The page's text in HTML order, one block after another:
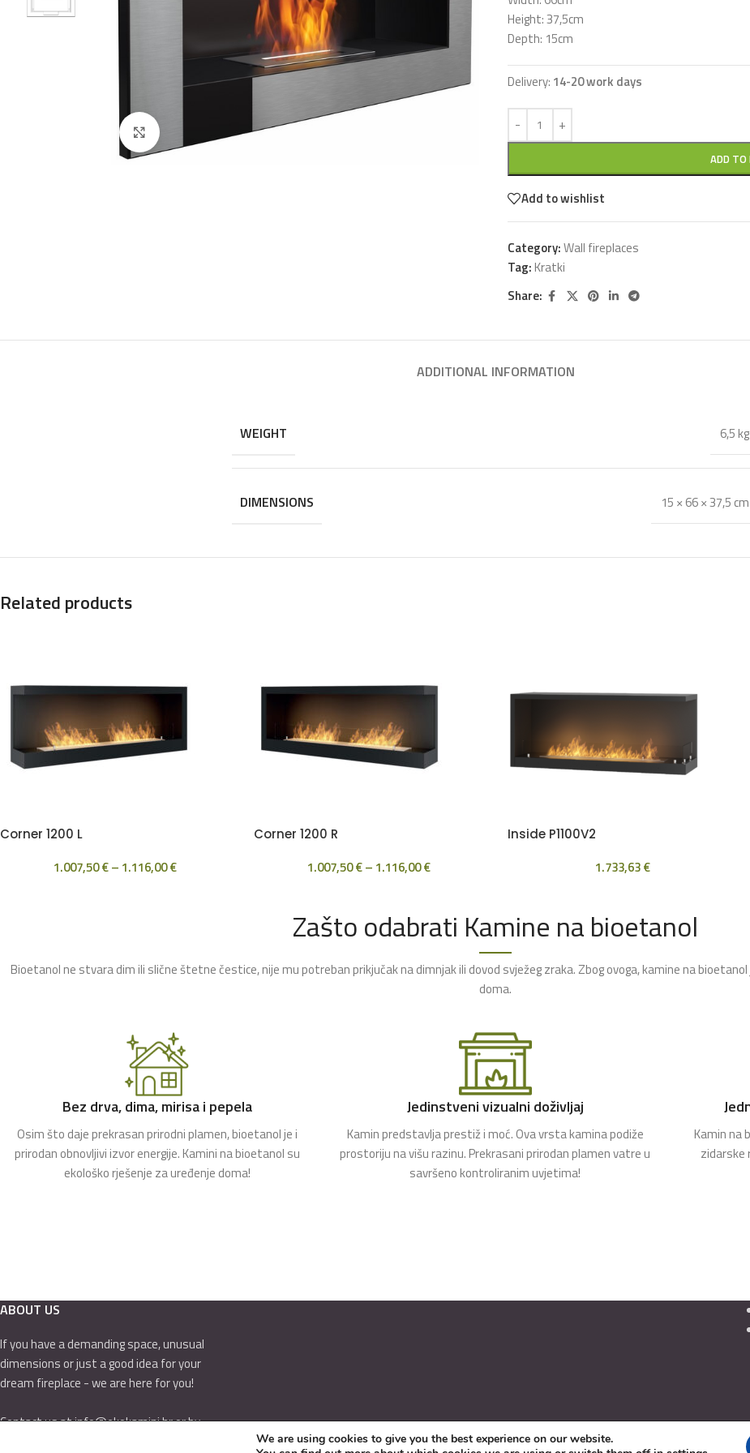
Click to enlarge
Height: 37,5cm
Depth: 15cm
Delivery: 14-20 work days
ADD TO
Add to wishlist
Category:Wall fireplaces
Tag:Kratki
Share:
ADDITIONAL INFORMATION
WEIGHT 6,5 kg
DIMENSIONS 15 × 66 × 37,5 cm
Related products
Corner 1200 L
1.007,50€– 1.116,00€
Corner 1200 R
1.007,50€– 1.116,00€
Inside P1100V2
1.733,63€
Zašto odabrati Kamine na bioetanol
Bioetanol ne stvara dim ili slične štetne čestice, nije mu potreban prikjučak na dimnjak ili dovod svježeg zraka. Zbog ovoga, kamine na
doma.
Bez drva, dima, mirisa i pepela
Osim što daje prekrasan prirodni plamen, bioetanol je i
prirodan obnovljivi izvor energije. Kamini na bioetanol su
ekološko rješenje za uređenje doma!
Jedinstveni vizualni doživljaj
Kamin predstavlja prestiž i moć. Ova vrsta kamina podiže
prostoriju na višu razinu. Prekrasani prirodan plamen vatre u
savršeno kontroliranim uvjetima!
Kamin na
zidarske
ABOUT US
If you have a demanding space, unusual
dimensions or just a good idea for your
dream fireplace - we are here for you!
Contact us at info@ekokamini.hr or by
We are using cookies to give you the best experience on our website.